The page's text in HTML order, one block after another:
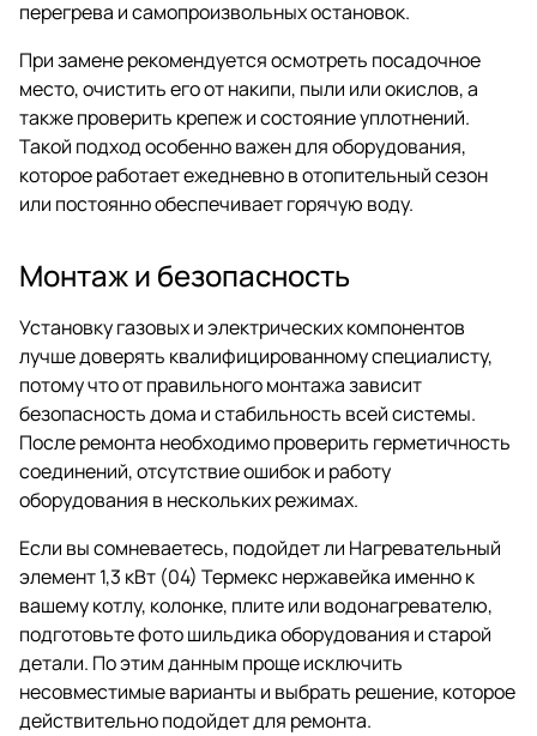
перегрева и самопроизвольных остановок.
При замене рекомендуется осмотреть посадочное
место, очистить его от накипи, пыли или окислов, а
также проверить крепеж и состояние уплотнений.
Такой подход особенно важен для оборудования,
которое работает ежедневно в отопительный сезон
или постоянно обеспечивает горячую воду.
Монтаж и безопасность
Установку газовых и электрических компонентов
лучше доверять квалифицированному специалисту,
потому что от правильного монтажа зависит
безопасность дома и стабильность всей системы.
После ремонта необходимо проверить герметичность
соединений, отсутствие ошибок и работу
оборудования в нескольких режимах.
Если вы сомневаетесь, подойдет ли Нагревательный
элемент 1,3 кВт (04) Термекс нержавейка именно к
вашему котлу, колонке, плите или водонагревателю,
подготовьте фото шильдика оборудования и старой
детали. По этим данным проще исключить
несовместимые варианты и выбрать решение, которое
действительно подойдет для ремонта.